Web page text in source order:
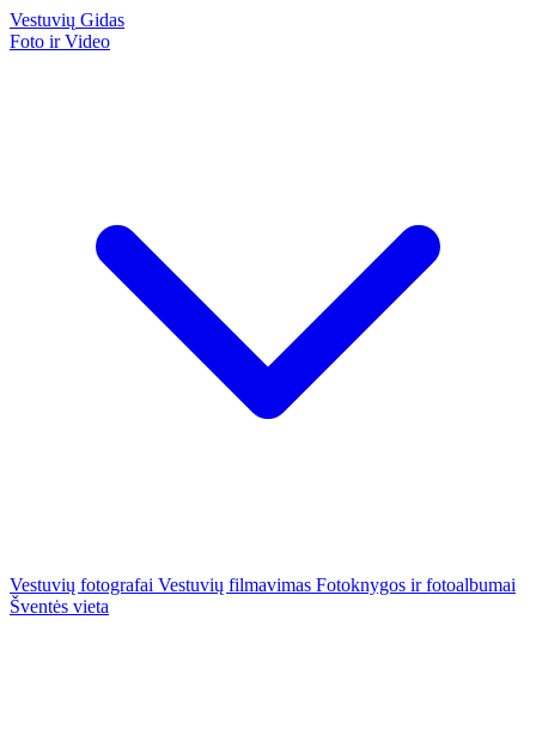
Vestuvių Gidas
Foto ir Video
Vestuvių fotografai Vestuvių filmavimas Fotoknygos ir fotoalbumai
Šventės vieta